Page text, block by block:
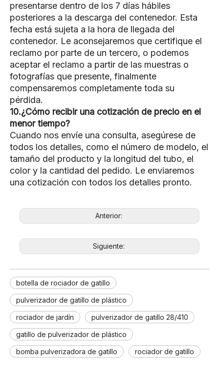
presentarse dentro de los 7 días hábiles
posteriores a la descarga del contenedor. Esta
fecha está sujeta a la hora de llegada del
contenedor. Le aconsejaremos que certifique el
reclamo por parte de un tercero, o podemos
aceptar el reclamo a partir de las muestras o
fotografías que presente, finalmente
compensaremos completamente toda su
pérdida.
10.¿Cómo recibir una cotización de precio en el
menor tiempo?
Cuando nos envíe una consulta, asegúrese de
todos los detalles, como el número de modelo, el
tamaño del producto y la longitud del tubo, el
color y la cantidad del pedido. Le enviaremos
una cotización con todos los detalles pronto.
Anterior:
Siguiente:
botella de rociador de gatillo
pulverizador de gatillo de plástico
rociador de jardín pulverizador de gatillo 28/410
gatillo de pulverizador de plástico
bomba pulverizadora de gatillo rociador de gatillo